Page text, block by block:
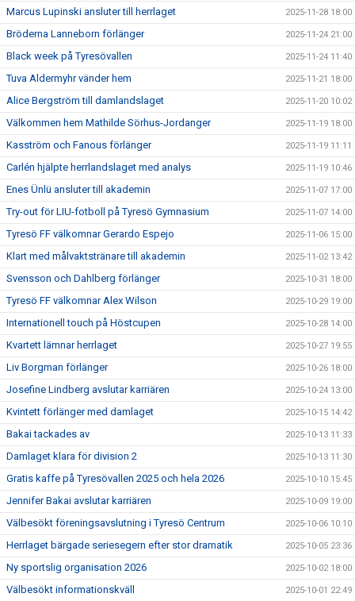
Marcus Lupinski ansluter till herrlaget 2025-11-28 18:00
Bröderna Lanneborn förlänger 2025-11-24 21:00
Black week på Tyresövallen 2025-11-24 11:40
Tuva Aldermyhr vänder hem 2025-11-21 18:00
Alice Bergström till damlandslaget 2025-11-20 10:02
Välkommen hem Mathilde Sörhus-Jordanger 2025-11-19 18:00
Kasström och Fanous förlänger 2025-11-19 11:11
Carlén hjälpte herrlandslaget med analys 2025-11-19 10:46
Enes Ünlü ansluter till akademin 2025-11-07 17:00
Try-out för LIU-fotboll på Tyresö Gymnasium 2025-11-07 14:00
Tyresö FF välkomnar Gerardo Espejo 2025-11-06 15:00
Klart med målvaktstränare till akademin 2025-11-02 13:42
Svensson och Dahlberg förlänger 2025-10-31 18:00
Tyresö FF välkomnar Alex Wilson 2025-10-29 19:00
Internationell touch på Höstcupen 2025-10-28 14:00
Kvartett lämnar herrlaget 2025-10-27 19:55
Liv Borgman förlänger 2025-10-26 18:00
Josefine Lindberg avslutar karriären 2025-10-24 13:00
Kvintett förlänger med damlaget 2025-10-15 14:42
Bakai tackades av 2025-10-13 11:33
Damlaget klara för division 2 2025-10-13 11:30
Gratis kaffe på Tyresövallen 2025 och hela 2026 2025-10-10 15:45
Jennifer Bakai avslutar karriären 2025-10-09 19:00
Välbesökt föreningsavslutning i Tyresö Centrum 2025-10-06 10:10
Herrlaget bärgade seriesegern efter stor dramatik 2025-10-05 23:36
Ny sportslig organisation 2026 2025-10-02 18:00
Välbesökt informationskväll 2025-10-01 22:49